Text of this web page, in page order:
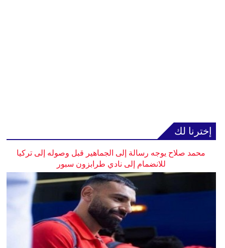
إخترنا لك
محمد صلاح يوجه رسالة إلى الجماهير قبل وصوله إلى تركيا
للانضمام إلى نادي طرابزون سبور